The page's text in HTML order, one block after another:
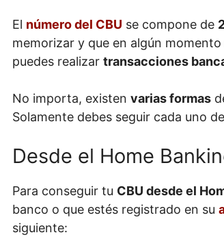
El número del CBU se compone de
memorizar y que en algún
puedes realizar transacciones
No importa, existen varias formas
Solamente debes seguir cada uno
Desde el Home
Para conseguir tu CBU desde el
banco o que estés registrado en su
siguiente: